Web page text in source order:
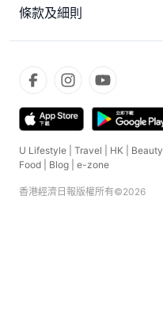
條款及細則
U Lifestyle Travel HK Beauty
Food
Blog e-zone
香港經濟日報版權所有©2026